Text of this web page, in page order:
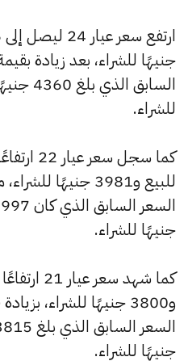
للشراء.
جنيهًا للشراء.
جنيهًا للشراء.